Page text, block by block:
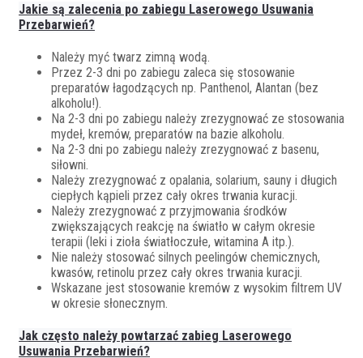
Jakie są zalecenia po zabiegu Laserowego Usuwania
Przebarwień?
Należy myć twarz zimną wodą.
Przez 2-3 dni po zabiegu zaleca się stosowanie
preparatów łagodzących np. Panthenol, Alantan (bez
alkoholu!).
Na 2-3 dni po zabiegu należy zrezygnować ze stosowania
mydeł, kremów, preparatów na bazie alkoholu.
Na 2-3 dni po zabiegu należy zrezygnować z basenu,
siłowni.
Należy zrezygnować z opalania, solarium, sauny i długich
ciepłych kąpieli przez cały okres trwania kuracji.
Należy zrezygnować z przyjmowania środków
zwiększających reakcję na światło w całym okresie
terapii (leki i zioła światłoczułe, witamina A itp.).
Nie należy stosować silnych peelingów chemicznych,
kwasów, retinolu przez cały okres trwania kuracji.
Wskazane jest stosowanie kremów z wysokim filtrem UV
w okresie słonecznym.
Jak często należy powtarzać zabieg Laserowego
Usuwania Przebarwień?